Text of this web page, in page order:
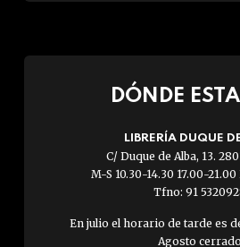
DÓNDE
LIBRERÍA DUQUE
C/ Duque de Alba, 13.
M-S 10.30-14.30 17.00-21.00
Tfno: 91
En julio el horario de tarde es
Agosto cerrado